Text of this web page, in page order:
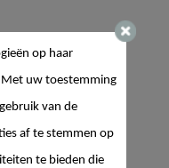
op haar
Met uw toestemming
van de
af te stemmen op
te bieden die